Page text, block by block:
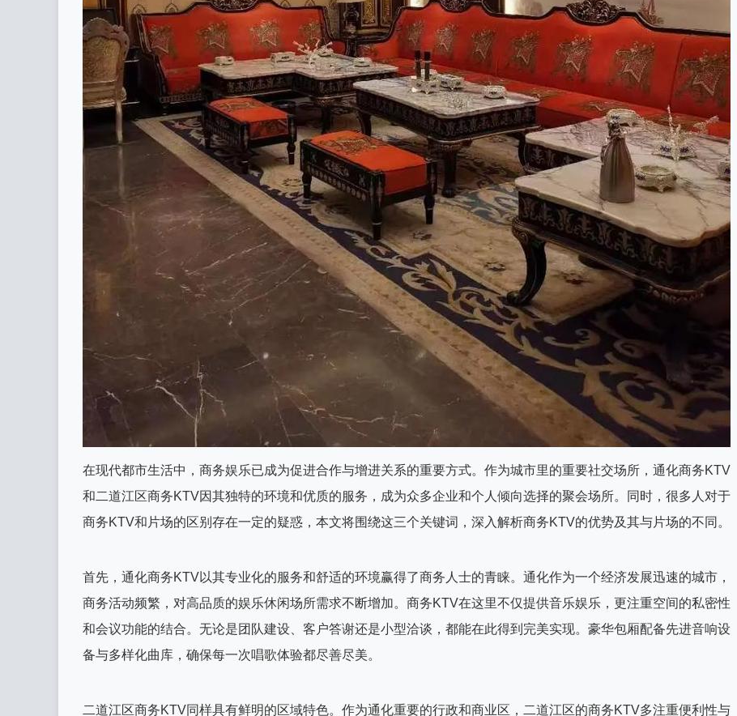
在现代都市生活中，商务娱乐已成为促进合作与增进关系的重要方式。作为城市里的重要社交场所，通化商务KTV
和二道江区商务KTV因其独特的环境和优质的服务，成为众多企业和个人倾向选择的聚会场所。同时，很多人对于
商务KTV和片场的区别存在一定的疑惑，本文将围绕这三个关键词，深入解析商务KTV的优势及其与片场的不同。
首先，通化商务KTV以其专业化的服务和舒适的环境赢得了商务人士的青睐。通化作为一个经济发展迅速的城市，
商务活动频繁，对高品质的娱乐休闲场所需求不断增加。商务KTV在这里不仅提供音乐娱乐，更注重空间的私密性
和会议功能的结合。无论是团队建设、客户答谢还是小型洽谈，都能在此得到完美实现。豪华包厢配备先进音响设
备与多样化曲库，确保每一次唱歌体验都尽善尽美。
二道江区商务KTV同样具有鲜明的区域特色。作为通化重要的行政和商业区，二道江区的商务KTV多注重便利性与